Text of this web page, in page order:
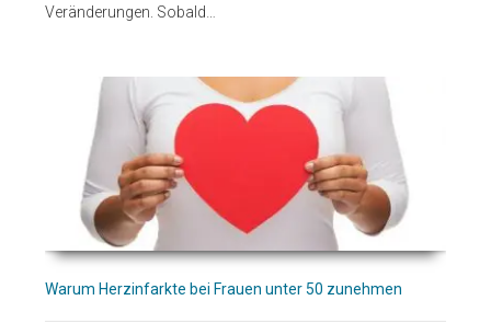
Veränderungen. Sobald…
Warum Herzinfarkte bei Frauen unter 50 zunehmen